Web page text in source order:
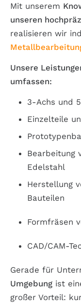
Mit unserem
unseren
realisieren wir
Unsere
umfassen:
3-Achs und
Einzelteile
Bearbeitung
Edelstahl
Herstellung
Bauteilen
Formfräsen
CAD/CAM-
Gerade für
Umgebung ist
großer Vorteil: